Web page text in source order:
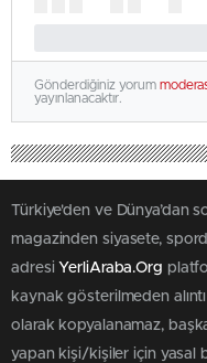
Gönderdiğiniz yorum
yayınlanacaktır.
Türkiye'den ve Dünya’dan
magazinden siyasete,
adresi YerliAraba.Org
kaynak gösterilmeden
olarak kopyalanamaz,
yapan kişi/kişiler için yasal